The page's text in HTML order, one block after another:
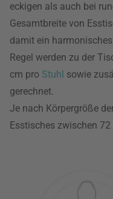
eckigen als auch bei
Gesamtbreite von
damit ein
Regel werden zu der
cm pro Stuhl sowie
gerechnet.
Je nach Körpergröße
Esstisches zwischen